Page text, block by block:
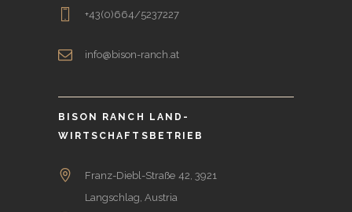
+43(0)664/5237227
info@bison-ranch.at
BISON RANCH LAND-
WIRTSCHAFTSBETRIEB
Franz-Diebl-Straße 42, 3921
Langschlag, Austria